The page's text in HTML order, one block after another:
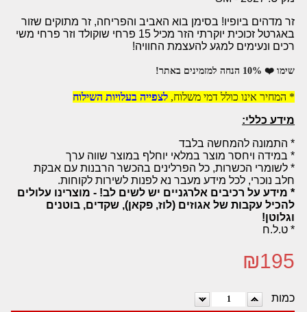
זר מדהים ביופיו! בסימן בוא האביב והפריחה, זר מתוקים שזור
באגרטל זכוכית יוקרתי הזר מכיל 15 פרחי שוקולד וזר פרחי משי
רכים ונעימים למגע להעצמת החוויה!
שימו ❤️ 10% הנחה למזמינים באתר!
* המחיר אינו כולל דמי משלוח, לצפייה בעלויות השילוח
מידע כללי:
* התמונה להמחשה בלבד
* במידה ויחסר מוצר במלאי יוחלף במוצר שווה ערך
* לשומרי הכשרות, כל הפרלינים בהכשר הרבנות עם אבקת
חלב נוכרי, לכל מידע מעבר נא לפנות לשירות לקוחות.
* מידע על רכיבים אלרגניים יש לשים לב! - מוצרינו עלולים
להכיל עקבות של אגוזים (לוז, פקאן), שקדים, בוטנים
וגלוטן!
* ט.ל.ח
₪195
כמות